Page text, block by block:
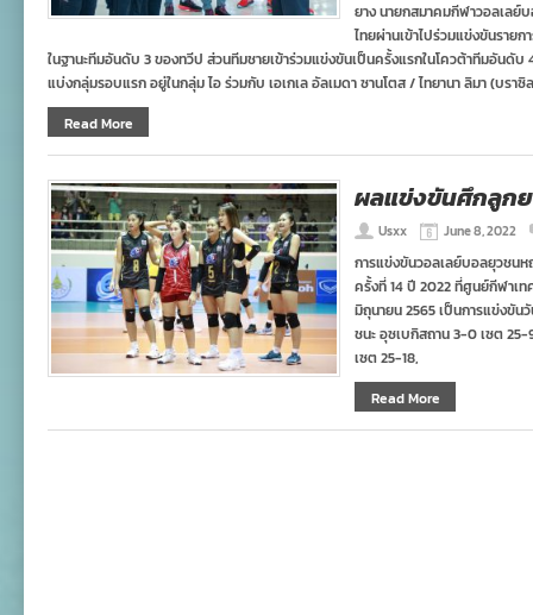
ยาง นายกสมาคมกีฬาวอลเลย์
ไทยผ่านเข้าไปร่วมแข่งขันราย
ในฐานะทีมอันดับ 3 ของทวีป ส่วนทีมชายเข้าร่วมแข่งขันเป็นครั้งแรกในโควต้าทีมอัน
แบ่งกลุ่มรอบแรก อยู่ในกลุ่ม ไอ ร่วมกับ เอเกเล อัลเมดา ซานโตส / ไทยานา ลิมา (บราซิ
Read More
ผลแข่งขันศึกลูก
Usxx June 8, 2022
การแข่งขันวอลเลย์บอลยุวชนห
ครั้งที่ 14 ปี 2022 ที่ศูนย์กีฬาเ
มิถุนายน 2565 เป็นการแข่งขัน
ชนะ อุซเบกิสถาน 3-0 เซต 25-
เซต 25-18,
Read More